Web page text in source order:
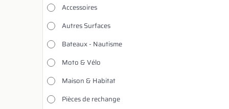
Accessoires
Autres Surfaces
Bateaux - Nautisme
Moto & Vélo
Maison & Habitat
Pièces de rechange